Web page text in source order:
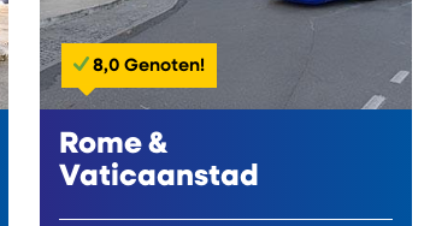
8,0 Genoten!
Rome &
Vaticaanstad